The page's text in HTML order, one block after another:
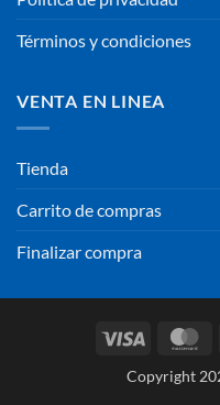
Términos y condiciones
VENTA EN LINEA
Tienda
Carrito de compras
Finalizar compra
Visa
Copyright